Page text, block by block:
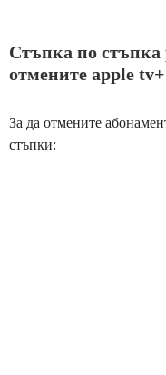
Стъпка по стъпка
отмените apple tv+
За да отмените
стъпки: